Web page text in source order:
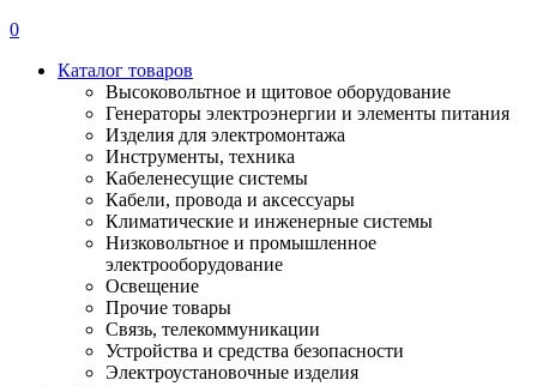
0
Каталог товаров
Высоковольтное и щитовое оборудование
Генераторы электроэнергии и элементы питания
Изделия для электромонтажа
Инструменты, техника
Кабеленесущие системы
Кабели, провода и аксессуары
Климатические и инженерные системы
Низковольтное и промышленное
электрооборудование
Освещение
Прочие товары
Связь, телекоммуникации
Устройства и средства безопасности
Электроустановочные изделия